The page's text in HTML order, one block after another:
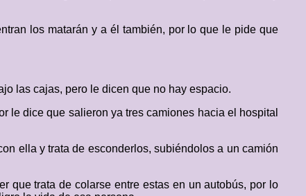
los matarán y a él también, por lo que le pide que
las cajas, pero le dicen que no hay espacio.
le dice que salieron ya tres camiones hacia el hospital
ella y trata de esconderlos, subiéndolos a un camión
que trata de colarse entre estas en un autobús, por lo